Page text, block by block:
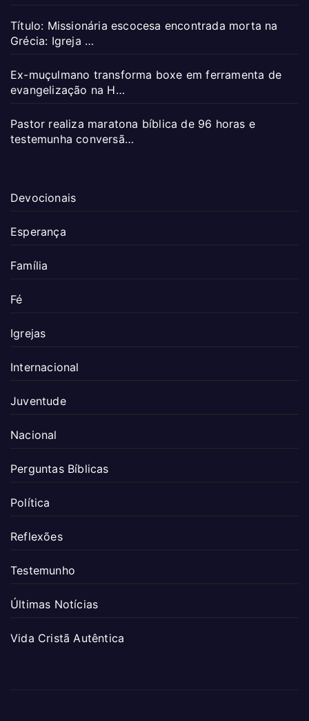
Título: Missionária escocesa encontrada morta na
Grécia: Igreja …
Ex-muçulmano transforma boxe em ferramenta de
evangelização na H…
Pastor realiza maratona bíblica de 96 horas e
testemunha conversã…
Devocionais
Esperança
Família
Fé
Igrejas
Internacional
Juventude
Nacional
Perguntas Bíblicas
Política
Reflexões
Testemunho
Últimas Notícias
Vida Cristã Autêntica